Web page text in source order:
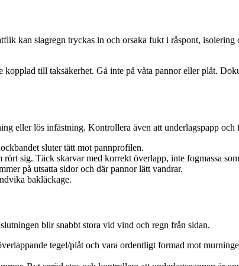
kan slagregn tryckas in och orsaka fukt i råspont, isolering
till taksäkerhet. Gå inte på våta pannor eller plåt.
eller lös infästning. Kontrollera även att underlagspapp och
sluter tätt mot pannprofilen.
sig. Täck skarvar med korrekt överlapp, inte fogmassa
på utsatta sidor och där pannor lätt vandrar.
bakläckage.
blir snabbt stora vid vind och regn från sidan.
tegel/plåt och vara ordentligt formad mot